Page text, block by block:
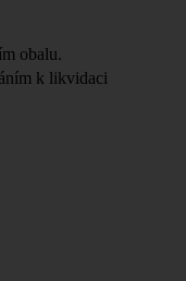
obalu.
k likvidaci